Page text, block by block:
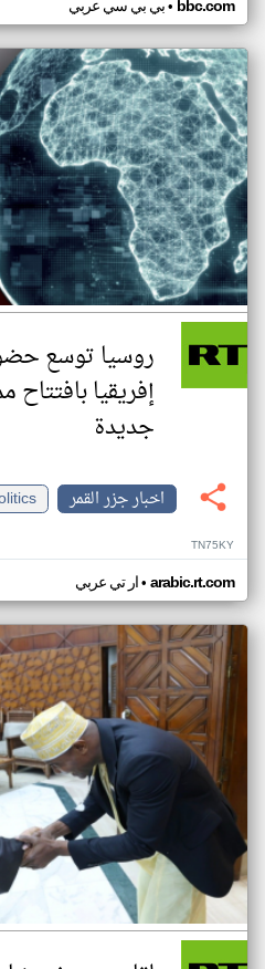
بي بي سي عربي• bbc.com
روسيا توسع
جديدة
اخبار جزر القمر
TN75KY
ار تي عربي• arabic.rt.com